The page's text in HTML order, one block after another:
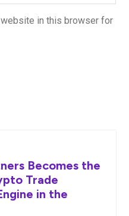
website in this browser for
Becomes the
Trade
in the